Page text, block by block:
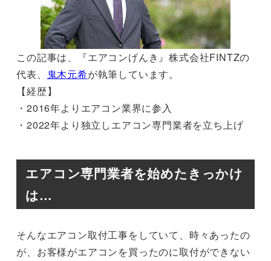
この記事は、『エアコンげんき』株式会社FINTZの
代表、
鬼木元希が執筆しています。
【経歴】
・2016年よりエアコン業界に参入
・2022年より独立しエアコン専門業者を立ち上げ
エアコン専門業者を始めたきっかけ
は…
そんなエアコン取付工事をしていて、時々あったの
が、お客様がエアコンを買ったのに取付ができない